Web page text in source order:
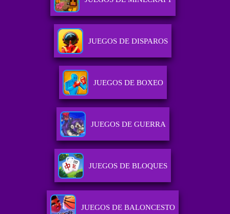
JUEGOS DE DISPAROS
JUEGOS DE BOXEO
JUEGOS DE GUERRA
JUEGOS DE BLOQUES
JUEGOS DE BALONCESTO